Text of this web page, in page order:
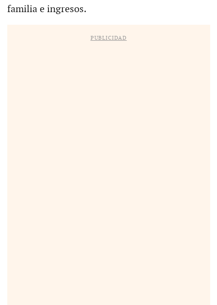
familia e ingresos.
PUBLICIDAD